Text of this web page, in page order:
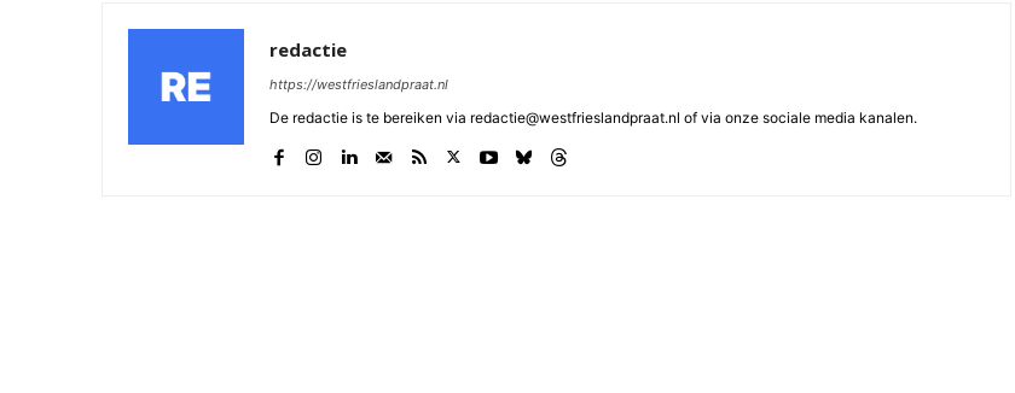
redactie
https://westfrieslandpraat.nl
De redactie is te bereiken via redactie@westfrieslandpraat.nl of via onze sociale media kanalen.